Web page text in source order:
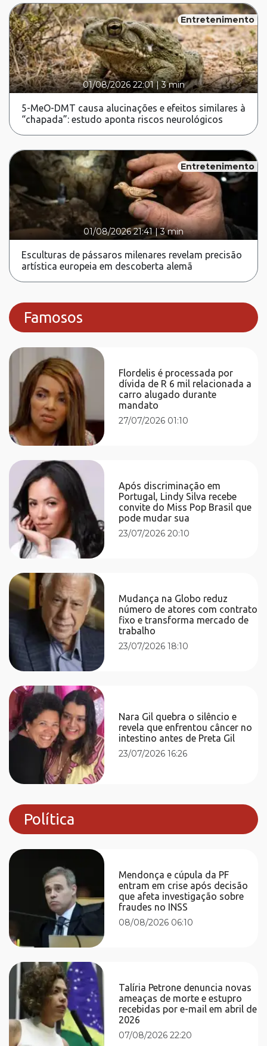
Entretenimento
01/08/2026 22:01|3 min
5-MeO-DMT causa alucinações e efeitos similares à
“chapada”: estudo aponta riscos neurológicos
Entretenimento
01/08/2026 21:41 |3 min
Esculturas de pássaros milenares revelam precisão
artística europeia em descoberta alemã
Famosos
Flordelis é processada por
dívida de R 6 mil relacionada a
carro alugado durante
mandato
27/07/2026 01:10
Após discriminação em
Portugal, Lindy Silva recebe
convite do Miss Pop Brasil que
pode mudar sua
23/07/2026 20:10
Mudança na Globo reduz
número de atores com contrato
fixo e transforma mercado de
trabalho
23/07/2026 18:10
Nara Gil quebra o silêncio e
revela que enfrentou câncer no
intestino antes de Preta Gil
23/07/2026 16:26
Política
Mendonça e cúpula da PF
entram em crise após decisão
que afeta investigação sobre
fraudes no INSS
08/08/2026 06:10
Talíria Petrone denuncia novas
ameaças de morte e estupro
recebidas por e-mail em abril de
2026
07/08/2026 22:20